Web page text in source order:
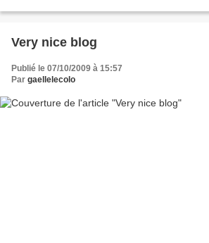
Very nice blog
Publié le 07/10/2009 à 15:57
Par gaellelecolo